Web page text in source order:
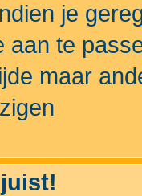
je
aan te
maar